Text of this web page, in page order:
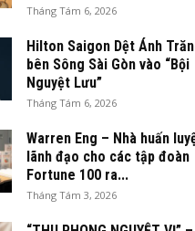
Tháng Tám 6, 2026
Hilton Saigon Dệt Ánh
bên Sông Sài Gòn vào “Bội
Nguyệt Lưu”
Tháng Tám 6, 2026
Warren Eng – Nhà huấn
lãnh đạo cho các tập đoàn
Fortune 100 ra...
Tháng Tám 3, 2026